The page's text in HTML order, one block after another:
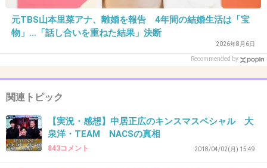
2018/05/20(日) 01:19:11
>>31
わりと知ってると思う。森崎は農家やってる叔
母さんとかが『この前会ったわ』とか知り合い
見たいに言うw
34. 匿名2018/05/20(日) 01:21:12
元TBS山本里菜アナ、離婚を報告 4年間の結婚生活は「宝
物」…「話し合いを重ねた結果」決断
2026年8月6日
Recommended by
関連トピック
【実況・感想】中居正広のキンスマスペシャル 大
泉洋・TEAM NACSの真相
843コメント 2018/04/02(月) 15:49